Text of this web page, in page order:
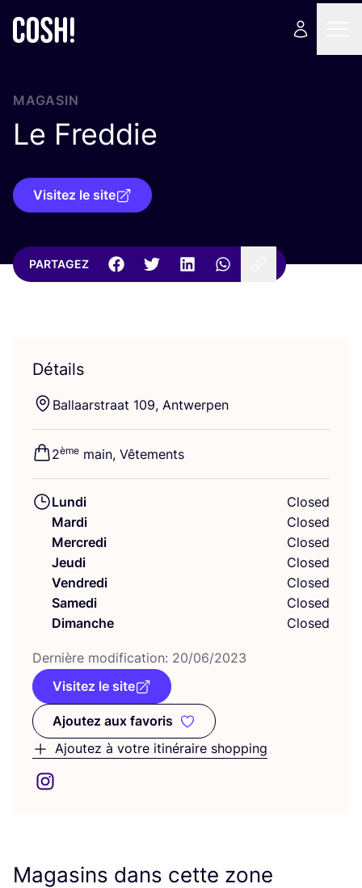
MAGASIN
Le Freddie
Visitez le site
PARTAGEZ
Détails
Bal­laars­traat 109, Antwerpen
2ème main, Vêtements
Lundi
Closed
Mardi
Closed
Mercredi
Closed
Jeudi
Closed
Vendredi
Closed
Samedi
Closed
Dimanche
Closed
Der­nière modi­fi­ca­tion: 20/06/2023
Visitez le site
Ajoutez aux favoris
Ajoutez aux favoris
Ajoutez à votre itinéraire shopping
Magasins dans cette zone